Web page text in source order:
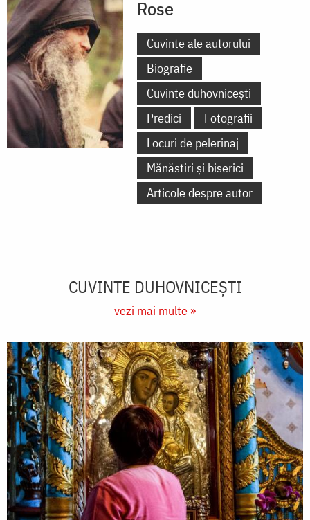
Rose
Cuvinte ale autorului
Biografie
Cuvinte duhovnicești
Predici
Fotografii
Locuri de pelerinaj
Mănăstiri și biserici
Articole despre autor
CUVINTE DUHOVNICEȘTI
vezi mai multe »